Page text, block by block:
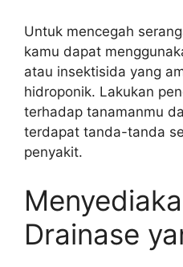
Untuk mencegah
kamu dapat
atau insektisida yang
hidroponik. Lakukan
terhadap tanamanmu
terdapat tanda-tanda
penyakit.
Drainase